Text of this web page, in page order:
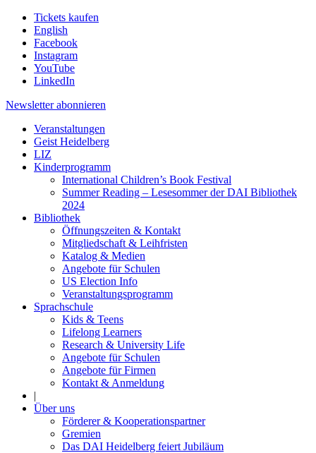
Tickets kaufen
English
Facebook
Instagram
YouTube
LinkedIn
Newsletter abonnieren
Veranstaltungen
Geist Heidelberg
LIZ
Kinderprogramm
International Children’s Book Festival
Summer Reading – Lesesommer der DAI Bibliothek
2024
Bibliothek
Öffnungszeiten & Kontakt
Mitgliedschaft & Leihfristen
Katalog & Medien
Angebote für Schulen
US Election Info
Veranstaltungsprogramm
Sprachschule
Kids & Teens
Lifelong Learners
Research & University Life
Angebote für Schulen
Angebote für Firmen
Kontakt & Anmeldung
|
Über uns
Förderer & Kooperationspartner
Gremien
Das DAI Heidelberg feiert Jubiläum